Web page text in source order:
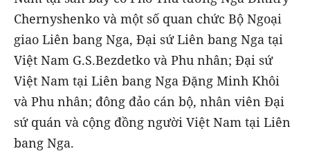
Chernyshenko và một số quan chức Bộ Ngoại
giao Liên bang Nga, Đại sứ Liên bang Nga tại
Việt Nam G.S.Bezdetko và Phu nhân; Đại sứ
Việt Nam tại Liên bang Nga Đặng Minh Khôi
và Phu nhân; đông đảo cán bộ, nhân viên Đại
sứ quán và cộng đồng người Việt Nam tại Liên
bang Nga.